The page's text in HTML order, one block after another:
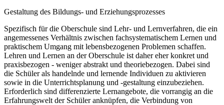
Gestaltung des Bildungs- und Erziehungsprozesses
Spezifisch für die Oberschule sind Lehr- und Lernverfahren, die ein
angemessenes Verhältnis zwischen fachsystematischem Lernen und
praktischem Umgang mit lebensbezogenen Problemen schaffen.
Lehren und Lernen an der Oberschule ist daher eher konkret und
praxisbezogen - weniger abstrakt und theoriebezogen. Dabei sind
die Schüler als handelnde und lernende Individuen zu aktivieren
sowie in die Unterrichtsplanung und -gestaltung einzubeziehen.
Erforderlich sind differenzierte Lernangebote, die vorrangig an die
Erfahrungswelt der Schüler anknüpfen, die Verbindung von